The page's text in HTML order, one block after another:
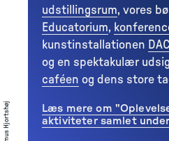
udstillingsrum, vores
Educatorium,
kunstinstallationen
og en spektakulær
caféen og dens store
Læs mere om
aktiviteter samlet
Rasmus Hjortshøj